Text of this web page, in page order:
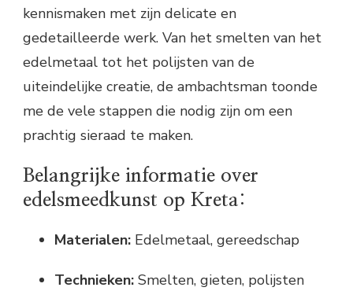
kennismaken met zijn delicate en
gedetailleerde werk. Van het smelten van het
edelmetaal tot het polijsten van de
uiteindelijke creatie, de ambachtsman toonde
me de vele stappen die nodig zijn om een
prachtig sieraad te maken.
Belangrijke informatie over
edelsmeedkunst op Kreta:
Materialen: Edelmetaal, gereedschap
Technieken: Smelten, gieten, polijsten